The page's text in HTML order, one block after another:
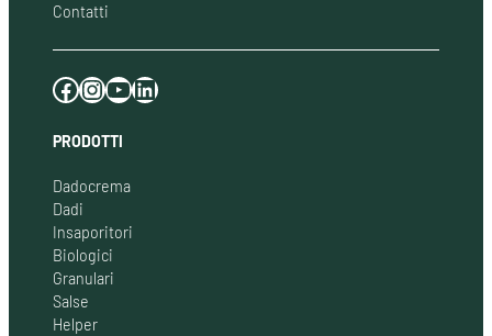
Contatti
Facebook Instagram YouTube LinkedIn
PRODOTTI
Dadocrema
Dadi
Insaporitori
Biologici
Granulari
Salse
Helper